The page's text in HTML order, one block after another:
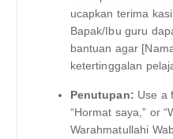
ucapkan terima
Bapak/Ibu guru
bantuan agar
ketertinggalan
Penutupan: Use a
“Hormat saya,” or
Warahmatullahi